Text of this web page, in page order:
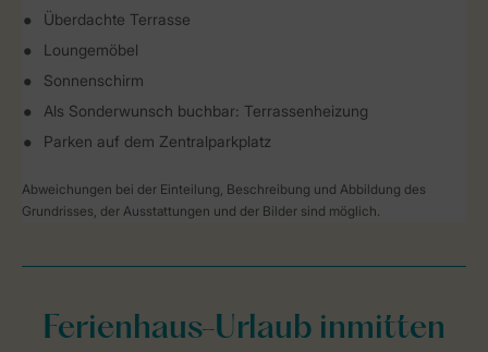
Überdachte Terrasse
Loungemöbel
Sonnenschirm
Als Sonderwunsch buchbar: Terrassenheizung
Parken auf dem Zentralparkplatz
Abweichungen bei der Einteilung, Beschreibung und Abbildung des
Grundrisses, der Ausstattungen und der Bilder sind möglich.
Ferienhaus-Urlaub inmitten